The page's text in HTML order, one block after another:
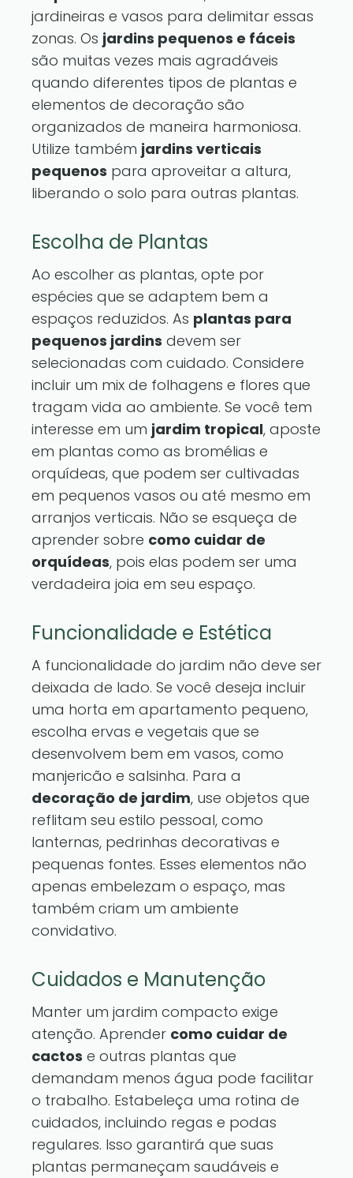
jardineiras e vasos para delimitar essas
zonas. Os jardins pequenos e fáceis
são muitas vezes mais agradáveis
quando diferentes tipos de plantas e
elementos de decoração são
organizados de maneira harmoniosa.
Utilize também jardins verticais
pequenos para aproveitar a altura,
liberando o solo para outras plantas.
Escolha de Plantas
Ao escolher as plantas, opte por
espécies que se adaptem bem a
espaços reduzidos. As plantas para
pequenos jardins devem ser
selecionadas com cuidado. Considere
incluir um mix de folhagens e flores que
tragam vida ao ambiente. Se você tem
interesse em um jardim tropical, aposte
em plantas como as bromélias e
orquídeas, que podem ser cultivadas
em pequenos vasos ou até mesmo em
arranjos verticais. Não se esqueça de
aprender sobre como cuidar de
orquídeas, pois elas podem ser uma
verdadeira joia em seu espaço.
Funcionalidade e Estética
A funcionalidade do jardim não deve ser
deixada de lado. Se você deseja incluir
uma horta em apartamento pequeno,
escolha ervas e vegetais que se
desenvolvem bem em vasos, como
manjericão e salsinha. Para a
decoração de jardim, use objetos que
reflitam seu estilo pessoal, como
lanternas, pedrinhas decorativas e
pequenas fontes. Esses elementos não
apenas embelezam o espaço, mas
também criam um ambiente
convidativo.
Cuidados e Manutenção
Manter um jardim compacto exige
atenção. Aprender como cuidar de
cactos e outras plantas que
demandam menos água pode facilitar
o trabalho. Estabeleça uma rotina de
cuidados, incluindo regas e podas
regulares. Isso garantirá que suas
plantas permaneçam saudáveis e